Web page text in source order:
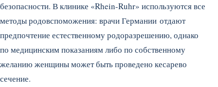
безопасности. В клинике «Rhein-Ruhr» используются все
методы родовспоможения: врачи Германии отдают
предпочтение естественному родоразрешению, однако
по медицинским показаниям либо по собственному
желанию женщины может быть проведено кесарево
сечение.